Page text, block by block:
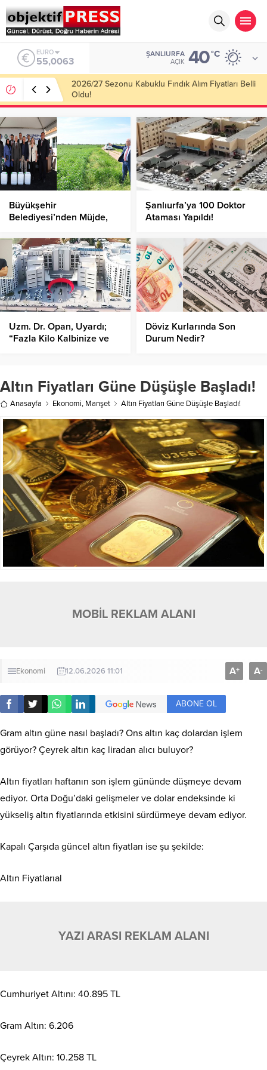
ALTIN
6.543,59
ŞANLIURFA
AÇIK 40°C
Büyükşehir
Belediyesi’nden Müjde,
Desteği’!
Şanlıurfa’ya 100 Doktor
Ataması Yapıldı!
Uzm. Dr. Opan, Uyardı;
“Fazla Kilo Kalbinize ve
Döviz Kurlarında Son
Durum Nedir?
Altın Fiyatları Güne Düşüşle Başladı!
Anasayfa Ekonomi, Manşet Altın Fiyatları Güne Düşüşle Başladı!
MOBİL REKLAM ALANI
Ekonomi 12.06.2026 11:01 A+ A-
ABONE OL
Gram altın güne nasıl başladı? Ons altın kaç dolardan işlem
görüyor? Çeyrek altın kaç liradan alıcı buluyor?
Altın fiyatları haftanın son işlem gününde düşmeye devam
ediyor. Orta Doğu’daki gelişmeler ve dolar endeksinde ki
yükseliş altın fiyatlarında etkisini sürdürmeye devam ediyor.
Kapalı Çarşıda güncel altın fiyatları ise şu şekilde:
Altın Fiyatlarıal
YAZI ARASI REKLAM ALANI
Cumhuriyet Altını: 40.895 TL
Gram Altın: 6.206
Çeyrek Altın: 10.258 TL